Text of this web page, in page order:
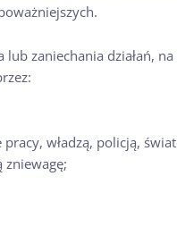
zaniechania działań,
władzą, policją,
zniewagę;